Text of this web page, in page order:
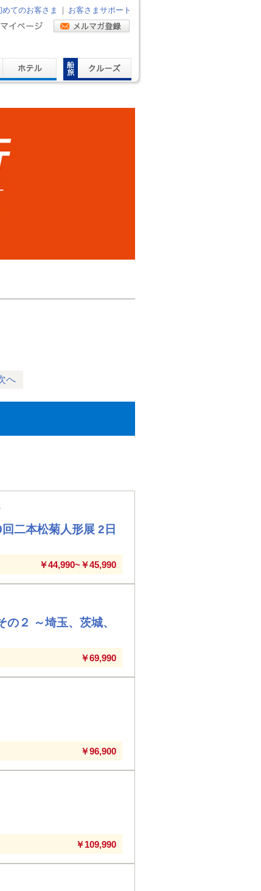
めてのお客さま お客さまサポート
へ
二本松菊人形展 2日
￥44,990~￥45,990
２ ～埼玉、茨城、
￥69,990
￥96,900
￥109,990